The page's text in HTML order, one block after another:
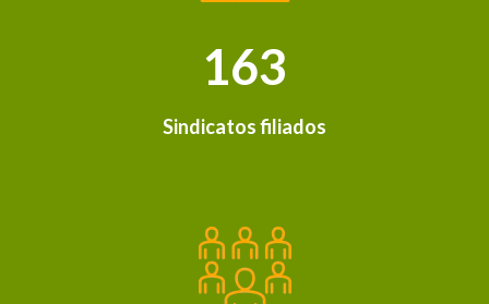
163
Sindicatos filiados